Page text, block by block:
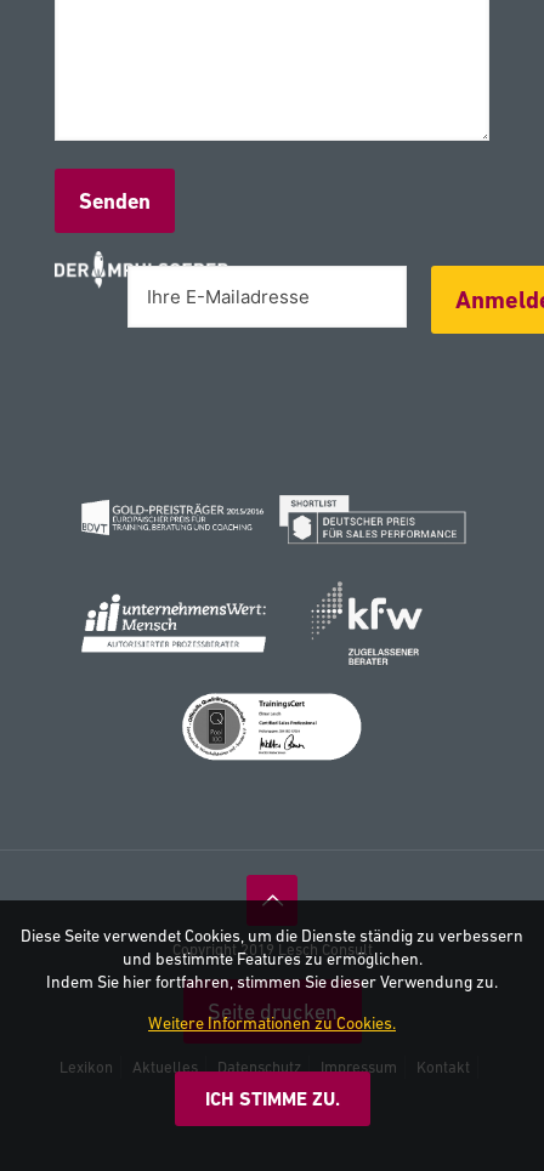
Alternative:
Copyright 2019 Lesch Consult
Seite drucken
Lexikon Aktuelles Datenschutz Impressum
Kontakt
AGB
Diese Seite verwendet Cookies, um die Dienste ständig zu verbessern
und bestimmte Features zu ermöglichen.
Indem Sie hier fortfahren, stimmen Sie dieser Verwendung zu.
Weitere Informationen zu Cookies.
ICH STIMME ZU.